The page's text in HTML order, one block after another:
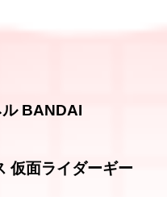
ル BANDAI
仮面ライダーギー